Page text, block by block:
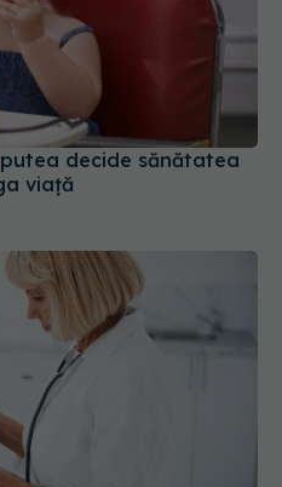
decide sănătatea
viață